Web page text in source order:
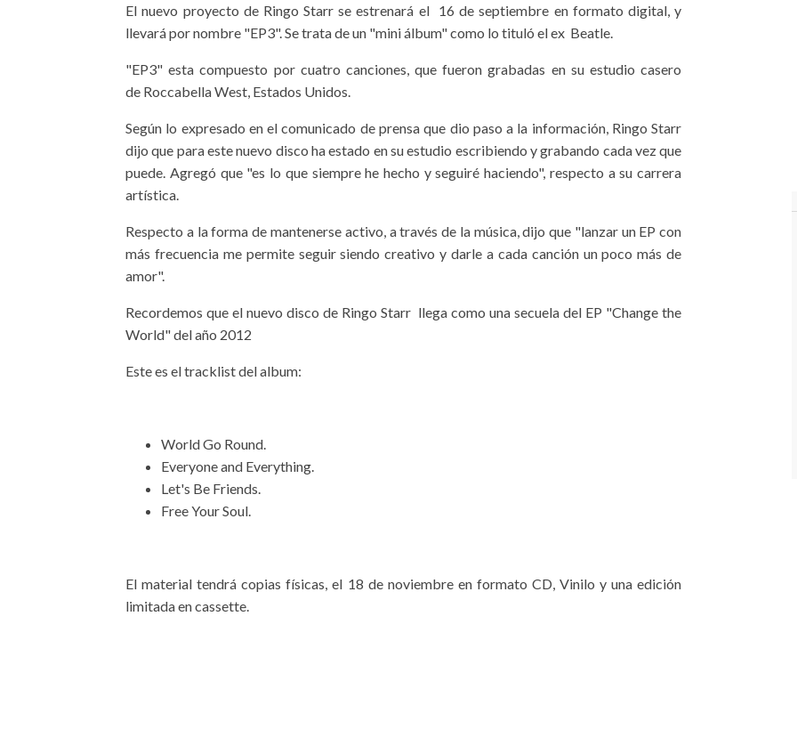
El nuevo proyecto de Ringo Starr se estrenará el 16 de septiembre en formato digital, y
llevará por nombre "EP3". Se trata de un "mini álbum" como lo tituló el ex Beatle.
"EP3" esta compuesto por cuatro canciones, que fueron grabadas en su estudio casero
de Roccabella West, Estados Unidos.
Según lo expresado en el comunicado de prensa que dio paso a la información, Ringo Starr
dijo que para este nuevo disco ha estado en su estudio escribiendo y grabando cada vez que
puede. Agregó que "es lo que siempre he hecho y seguiré haciendo", respecto a su carrera
artística.
Respecto a la forma de mantenerse activo, a través de la música, dijo que "lanzar un EP con
más frecuencia me permite seguir siendo creativo y darle a cada canción un poco más de
amor".
Recordemos que el nuevo disco de Ringo Starr llega como una secuela del EP "Change the
World" del año 2012
Este es el tracklist del album:
World Go Round.
Everyone and Everything.
Let's Be Friends.
Free Your Soul.
El material tendrá copias físicas, el 18 de noviembre en formato CD, Vinilo y una edición
limitada en cassette.